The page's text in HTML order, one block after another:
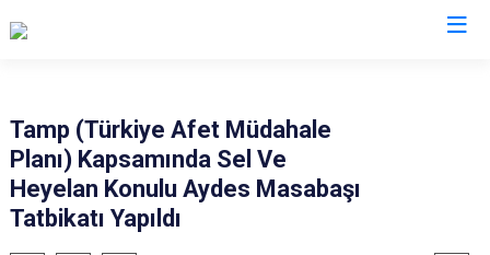
Tamp (Türkiye Afet Müdahale
Planı) Kapsamında Sel Ve
Heyelan Konulu Aydes Masabaşı
Tatbikatı Yapıldı